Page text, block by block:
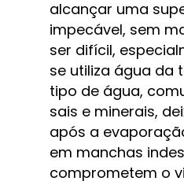
alcançar uma
impecável, sem
ser difícil,
se utiliza água da
tipo de água,
sais e minerais,
após a
em manchas
comprometem o